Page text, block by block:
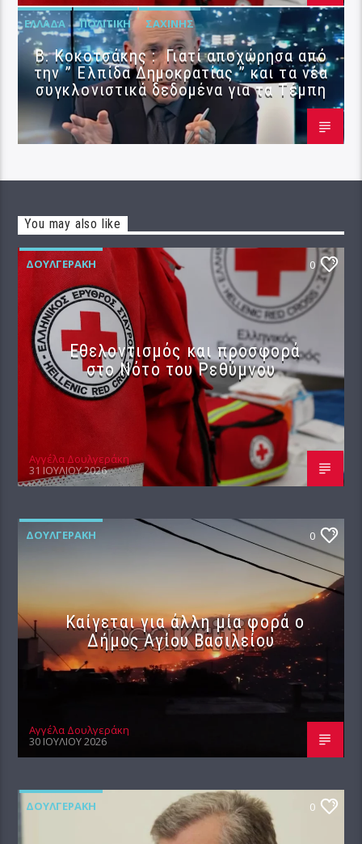
ΕΛΛΆΔΑ ΠΟΛΙΤΙΚΉ ΣΑΧΊΝΗΣ
Β. Κοκοτσάκης : Γιατί αποχώρησα από
την ” Ελπίδα Δημοκρατίας ” και τα νέα
συγκλονιστικά δεδομένα για τα Τέμπη
You may also like
ΔΟΥΛΓΕΡΆΚΗ 0
Εθελοντισμός και προσφορά
στο Νότο του Ρεθύμνου
Αγγέλα Δουλγεράκη
31 ΙΟΥΛΊΟΥ 2026
ΔΟΥΛΓΕΡΆΚΗ 0
Καίγεται για άλλη μία φορά ο
Δήμος Αγίου Βασιλείου
Αγγέλα Δουλγεράκη
30 ΙΟΥΛΊΟΥ 2026
ΔΟΥΛΓΕΡΆΚΗ 0